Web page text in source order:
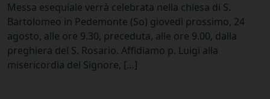
Messa esequiale verrà celebrata nella chiesa di S.
Bartolomeo in Pedemonte (So) giovedì prossimo, 24
agosto, alle ore 9.30, preceduta, alle ore 9.00, dalla
preghiera del S. Rosario. Affidiamo p. Luigi alla
misericordia del Signore, […]